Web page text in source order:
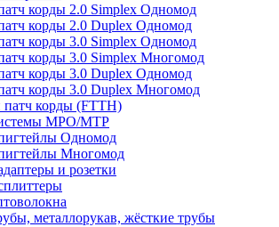
корды 2.0 Simplex Одномод
корды 2.0 Duplex Одномод
корды 3.0 Simplex Одномод
корды 3.0 Simplex Многомод
корды 3.0 Duplex Одномод
корды 3.0 Duplex Многомод
патч корды (FTTH)
MPO/MTP
Одномод
Многомод
и розетки
металлорукав, жёсткие трубы